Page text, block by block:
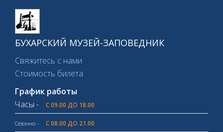
БУХАРСКИЙ МУЗЕЙ-ЗАПОВЕДНИК
Свяжитесь с нами
Стоимость билета
График работы
Часы -
С 09.00 ДО 18.00
Сезонно - С 08.00 ДО 21.00